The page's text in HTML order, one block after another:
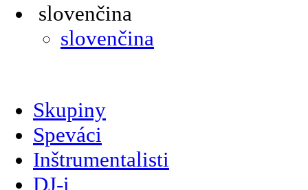
slovenčina
slovenčina
Skupiny
Speváci
Inštrumentalisti
DJ-i